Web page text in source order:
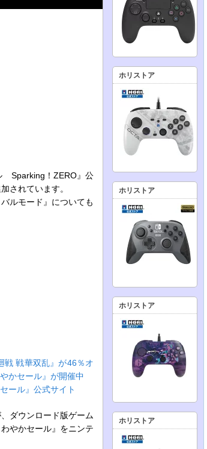
Sparking！ZERO』公
されています。
ルモード』についても
戦 戦華双乱』が46％オ
かセール』が開催中
ール』公式サイト
ダウンロード版ゲーム
やかセール』をニンテ
ホリストア
ホリストア
ホリストア
ホリストア